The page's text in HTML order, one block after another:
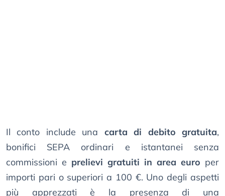
Il conto include una carta di debito gratuita,
bonifici SEPA ordinari e istantanei senza
commissioni e prelievi gratuiti in area euro per
importi pari o superiori a 100 €. Uno degli aspetti
più apprezzati è la presenza di una